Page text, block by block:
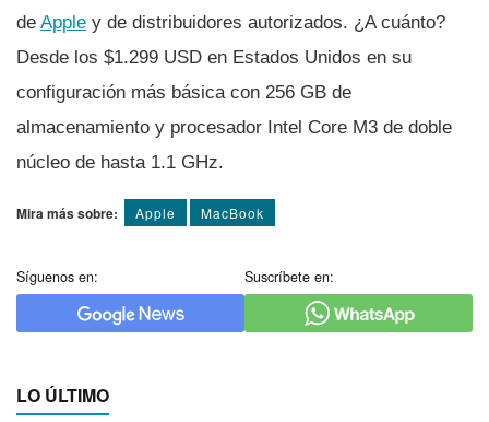
de Apple y de distribuidores autorizados. ¿A cuánto?
Desde los $1.299 USD en Estados Unidos en su
configuración más básica con 256 GB de
almacenamiento y procesador Intel Core M3 de doble
núcleo de hasta 1.1 GHz.
Mira más sobre: Apple MacBook
Síguenos en: Suscríbete en:
LO ÚLTIMO